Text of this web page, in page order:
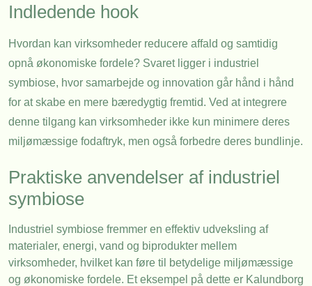
Indledende hook
Hvordan kan virksomheder reducere affald og samtidig
opnå økonomiske fordele? Svaret ligger i industriel
symbiose, hvor samarbejde og innovation går hånd i hånd
for at skabe en mere bæredygtig fremtid. Ved at integrere
denne tilgang kan virksomheder ikke kun minimere deres
miljømæssige fodaftryk, men også forbedre deres bundlinje.
Praktiske anvendelser af industriel
symbiose
Industriel symbiose fremmer en effektiv udveksling af
materialer, energi, vand og biprodukter mellem
virksomheder, hvilket kan føre til betydelige miljømæssige
og økonomiske fordele. Et eksempel på dette er Kalundborg